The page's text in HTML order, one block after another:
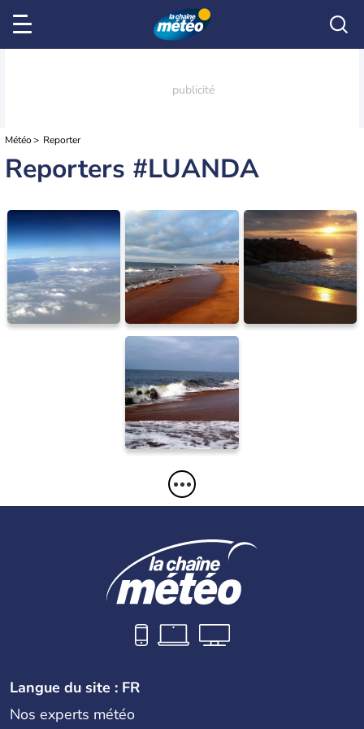
Météo Reporter
Reporters #LUANDA
Luanda
13/10/2012
bruno16 Luanda
04/10/2012
bruno16 bruno16
Luanda
02/10/2012
bruno16
Langue du site : FR
Nos experts météo